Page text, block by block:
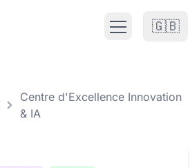
Open main
🇬🇧
Centre d'Excellence Innovation
& IA